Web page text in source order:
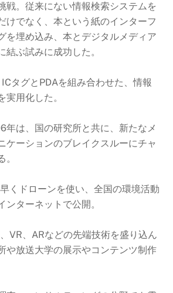
戦。従来にない情報検索システムを
けでなく、本という紙のインターフ
を埋め込み、本とデジタルメディア
結ぶ試みに成功した。
タグとPDAを組み合わせた、情報
実用化した。
は、国の研究所と共に、新たなメ
ケーションのブレイクスルーにチャ
。
くドローンを使い、全国の環境活動
ンターネットで公開。
VR、ARなどの先端技術を盛り込ん
や放送大学の展示やコンテンツ制作